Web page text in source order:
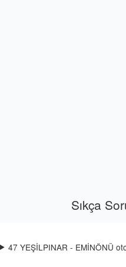
Sıkça
47 YEŞİLPINAR - EMİNÖNÜ